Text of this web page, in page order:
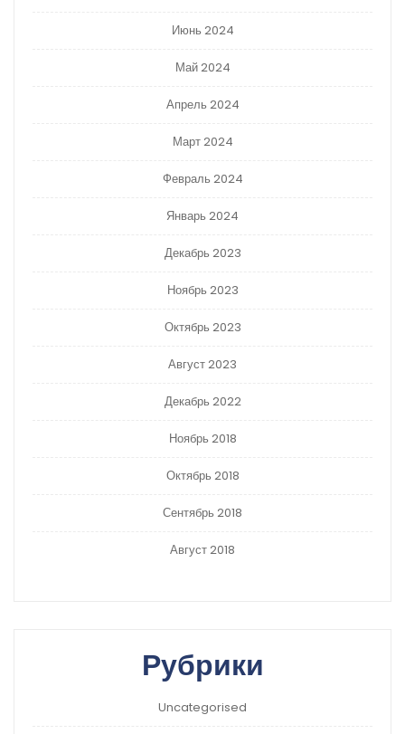
Июнь 2024
Май 2024
Апрель 2024
Март 2024
Февраль 2024
Январь 2024
Декабрь 2023
Ноябрь 2023
Октябрь 2023
Август 2023
Декабрь 2022
Ноябрь 2018
Октябрь 2018
Сентябрь 2018
Август 2018
Рубрики
Uncategorised